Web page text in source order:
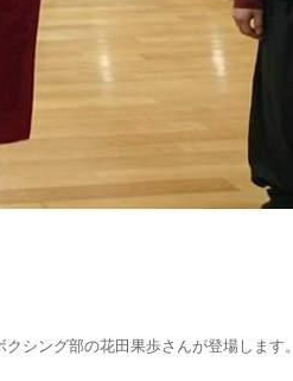
シング部の花田果歩さんが登場します。